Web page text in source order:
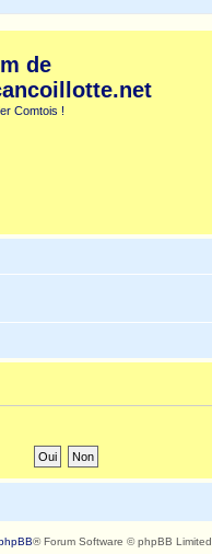
de
Comtois !
® Forum Software © phpBB Limited